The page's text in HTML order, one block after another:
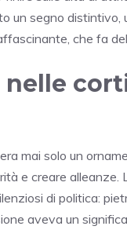
un segno
che fa
mai solo un
e creare alleanze.
di politica:
aveva un